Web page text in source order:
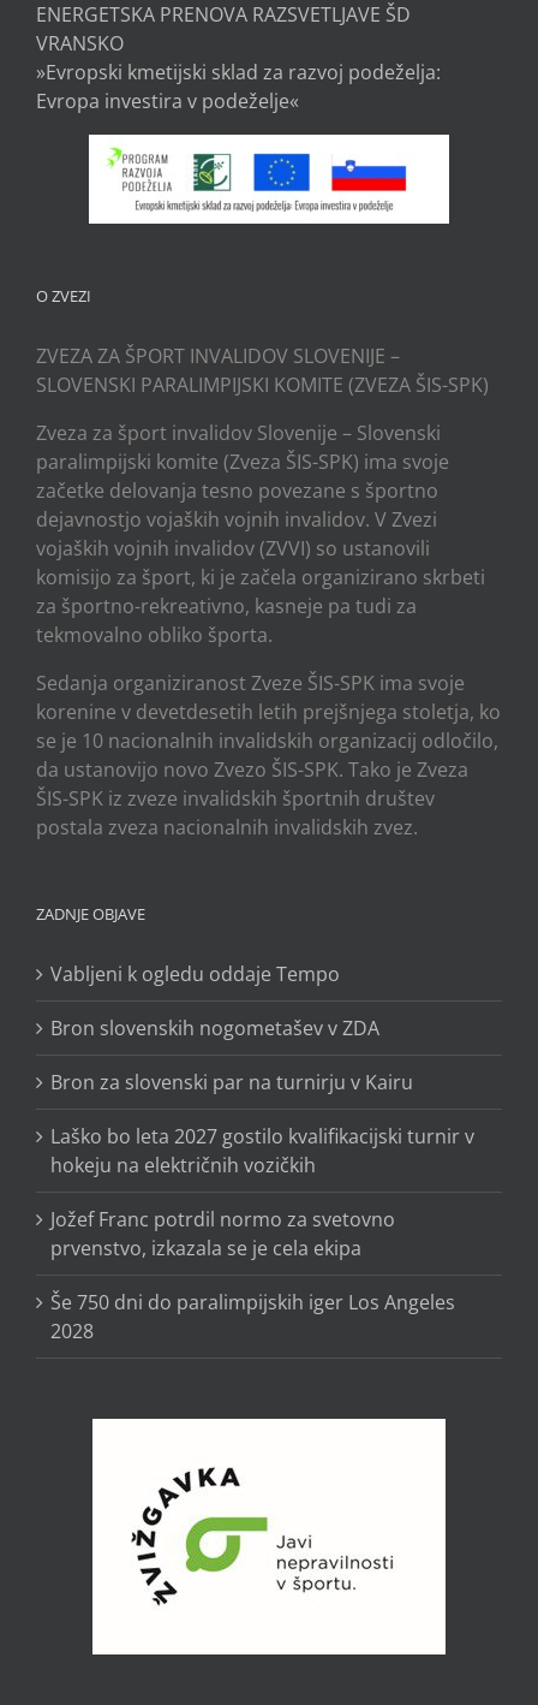
ENERGETSKA PRENOVA RAZSVETLJAVE ŠD
VRANSKO
»Evropski kmetijski sklad za razvoj podeželja:
Evropa investira v podeželje«
O ZVEZI
ZVEZA ZA ŠPORT INVALIDOV SLOVENIJE –
SLOVENSKI PARALIMPIJSKI KOMITE (ZVEZA ŠIS-SPK)
Zveza za šport invalidov Slovenije – Slovenski
paralimpijski komite (Zveza ŠIS-SPK) ima svoje
začetke delovanja tesno povezane s športno
dejavnostjo vojaških vojnih invalidov. V Zvezi
vojaških vojnih invalidov (ZVVI) so ustanovili
komisijo za šport, ki je začela organizirano skrbeti
za športno-rekreativno, kasneje pa tudi za
tekmovalno obliko športa.
Sedanja organiziranost Zveze ŠIS-SPK ima svoje
korenine v devetdesetih letih prejšnjega stoletja, ko
se je 10 nacionalnih invalidskih organizacij odločilo,
da ustanovijo novo Zvezo ŠIS-SPK. Tako je Zveza
ŠIS-SPK iz zveze invalidskih športnih društev
postala zveza nacionalnih invalidskih zvez.
ZADNJE OBJAVE
Vabljeni k ogledu oddaje Tempo
Bron slovenskih nogometašev v ZDA
Bron za slovenski par na turnirju v Kairu
Laško bo leta 2027 gostilo kvalifikacijski turnir v
hokeju na električnih vozičkih
Jožef Franc potrdil normo za svetovno
prvenstvo, izkazala se je cela ekipa
Še 750 dni do paralimpijskih iger Los Angeles
2028